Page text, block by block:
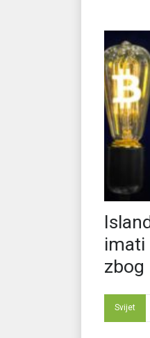
imati
zbog
Svijet